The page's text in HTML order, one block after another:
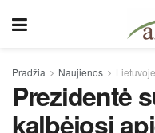
Pradžia Naujienos Lietuvoje
Prezidentė
kalbėjosi